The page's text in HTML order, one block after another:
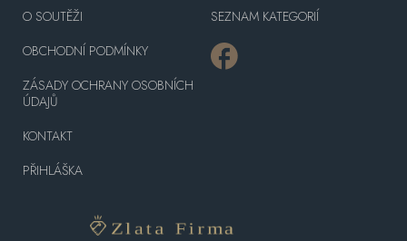
O SOUTĚŽI
OBCHODNÍ PODMÍNKY
ZÁSADY OCHRANY OSOBNÍCH
ÚDAJŮ
KONTAKT
PŘIHLÁŠKA
SEZNAM KATEGORIÍ